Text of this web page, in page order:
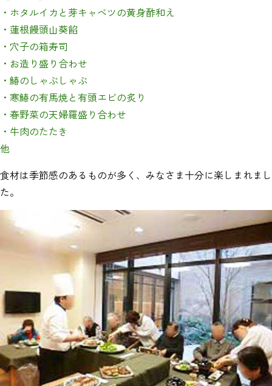
・ホタルイカと芽キャベツの黄身酢和え
・蓮根饅頭山葵餡
・穴子の箱寿司
・お造り盛り合わせ
・鰆のしゃぶしゃぶ
・寒鰆の有馬焼と有頭エビの炙り
・春野菜の天婦羅盛り合わせ
・牛肉のたたき
他
食材は季節感のあるものが多く、みなさま十分に楽しまれまし
た。